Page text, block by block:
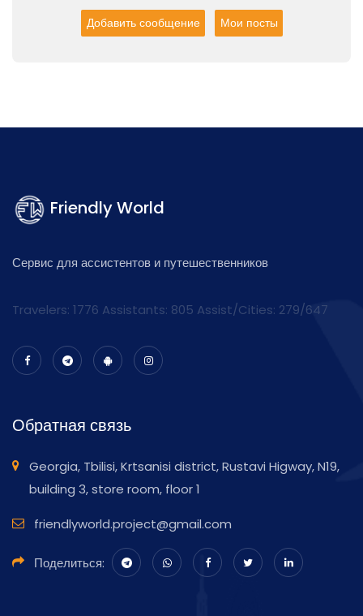
Добавить сообщение Мои посты
Friendly World
Сервис для ассистентов и путешественников
Travelers: 1776 Assistants: 805 Assist/Cities: 279/647
Обратная связь
Georgia, Tbilisi, Krtsanisi district, Rustavi Higway, N19,
building 3, store room, floor 1
friendlyworld.project@gmail.com
Поделиться: